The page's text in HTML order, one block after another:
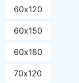
60х120
60х150
60х180
70х120